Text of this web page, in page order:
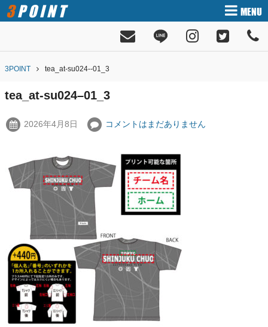
3POINT MENU
3POINT tea_at-su024--01_3
tea_at-su024–01_3
2026年4月8日 コメントはまだありません